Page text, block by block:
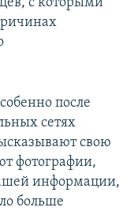
с которыми
после
сетях
свою
фотографии,
информации,
больше